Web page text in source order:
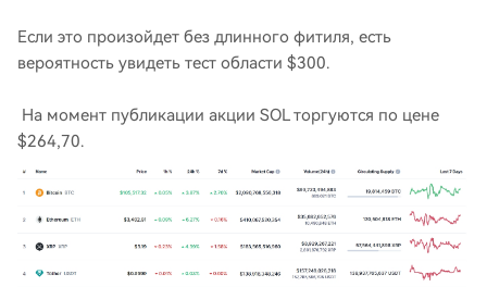
Если это произойдет без длинного фитиля, есть
вероятность увидеть тест области $300.
На момент публикации акции SOL торгуются по цене
$264,70.